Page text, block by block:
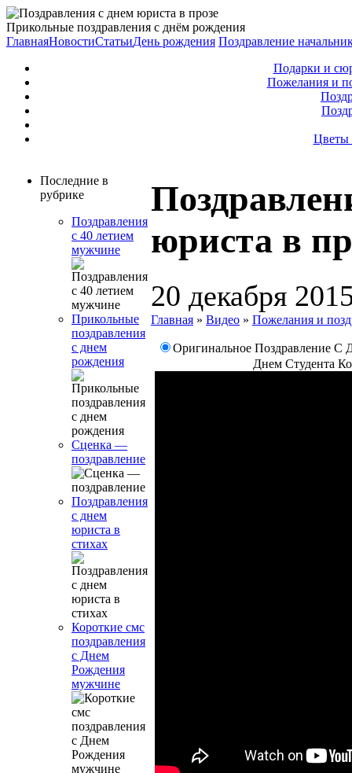
Прикольные поздравления с днём рождения
ГлавнаяНовостиСтатьиДень рождения Поздравление
Подарки и
Пожелания и
Цветы
Последние в
рубрике
Поздравления
с 40 летием
мужчине
Прикольные
поздравления
с днем
рождения
Сценка —
поздравление
Поздравления
с днем
юриста в
стихах
Короткие смс
поздравления
с Днем
Рождения
мужчине
юриста в
20 декабря
Главная » Видео » Пожелания и
Оригинальное Поздравление С
Днем Студента